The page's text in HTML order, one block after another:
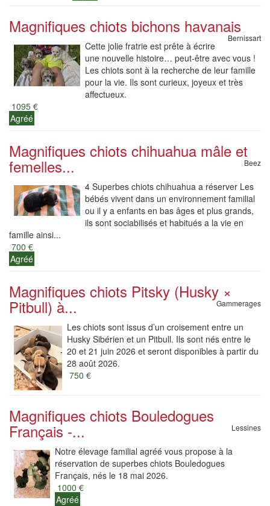
Magnifiques chiots bichons havanais
Bernissart
Cette jolie fratrie est prête à écrire
une nouvelle histoire… peut-être avec vous !
Les chiots sont à la recherche de leur famille
pour la vie. Ils sont curieux, joyeux et très
affectueux.
1095 €
Agréé
Magnifiques chiots chihuahua mâle et
femelles... Beez
4 Superbes chiots chihuahua a réserver Les
bébés vivent dans un environnement familial
ou il y a enfants en bas âges et plus grands,
ils sont sociabilisés et habitués a la vie en
famille ainsi...
700 €
Agréé
Magnifiques chiots Pitsky (Husky ×
Pitbull) à... Gammerages
Les chiots sont issus d’un croisement entre un
Husky Sibérien et un Pitbull. Ils sont nés entre le
20 et 21 juin 2026 et seront disponibles à partir du
28 août 2026.
750 €
Magnifiques chiots Bouledogues
Français -... Lessines
Notre élevage familial agréé vous propose à la
réservation de superbes chiots Bouledogues
Français, nés le 18 mai 2026.
1000 €
Agréé